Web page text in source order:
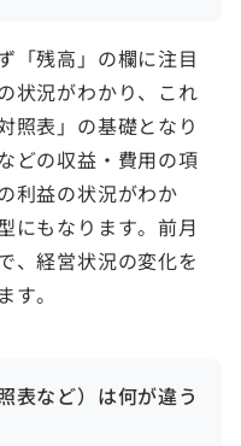
「残高」の欄に注目
状況がわかり、これ
照表」の基礎となり
どの収益・費用の項
利益の状況がわか
にもなります。前月
、経営状況の変化を
。
表など）は何が違う